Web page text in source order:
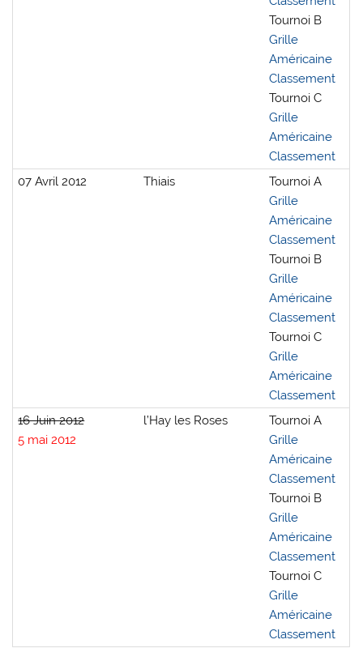
Tournoi B
Grille
Américaine
Classement
Tournoi C
Grille
Américaine
Classement
07 Avril 2012
Thiais
Tournoi A
Grille
Américaine
Classement
Tournoi B
Grille
Américaine
Classement
Tournoi C
Grille
Américaine
Classement
16 Juin 2012
5 mai 2012
l’Hay les Roses
Tournoi A
Grille
Américaine
Classement
Tournoi B
Grille
Américaine
Classement
Tournoi C
Grille
Américaine
Classement